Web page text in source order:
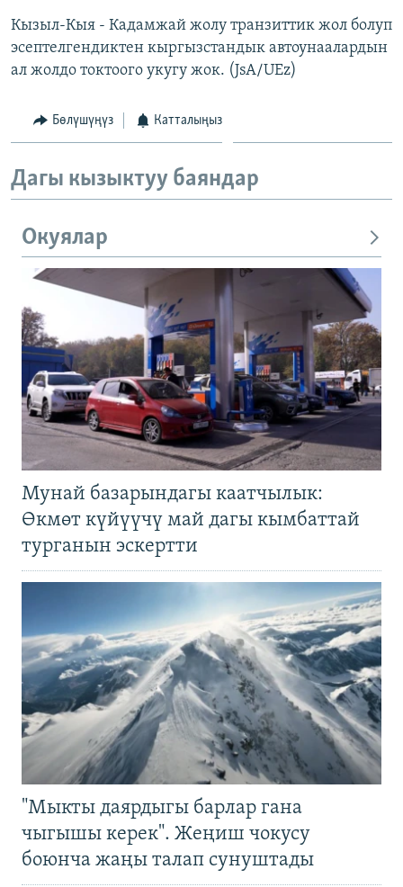
Кызыл-Кыя - Кадамжай жолу транзиттик жол болуп
эсептелгендиктен кыргызстандык автоунаалардын
ал жолдо токтоого укугу жок. (JsA/UEz)
Бөлүшүңүз Катталыңыз
Дагы кызыктуу баяндар
Окуялар
Мунай базарындагы каатчылык:
Өкмөт күйүүчү май дагы кымбаттай
турганын эскертти
"Мыкты даярдыгы барлар гана
чыгышы керек". Жеңиш чокусу
боюнча жаңы талап сунуштады